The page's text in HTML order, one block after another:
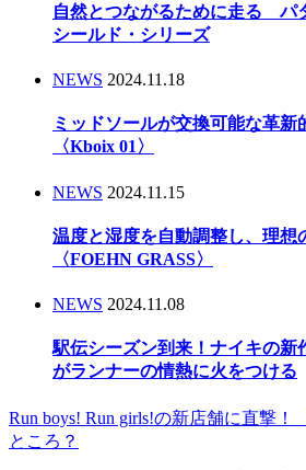
自然とつながるために走る パ
シールド・シリーズ
NEWS 2024.11.18
ミッドソールが交換可能な革新
〈Kboix 01〉
NEWS 2024.11.15
温度と湿度を自動調整し、理想
〈FOEHN GRASS〉
NEWS 2024.11.08
駅伝シーズン到来！ナイキの新
がランナーの情熱に火をつける
Run boys! Run girls!の新店舗に直撃
ところ？